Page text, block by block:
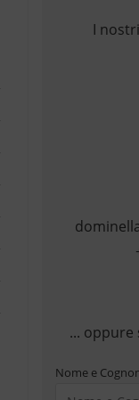
I
...
Nome e